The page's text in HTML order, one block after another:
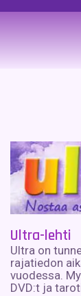
Ultra-lehti
Ultra on
rajatiedon
vuodessa.
DVD:t ja